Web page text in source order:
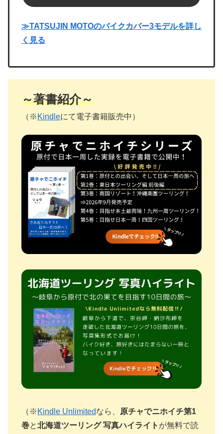
≫TATSUJIN MOTOのバイクカバー3モデルを詳し
く見る
～著書紹介～
（※ Kindleにて電子書籍販売中）
（※ Kindle Unlimitedなら、
原チャでニホイチ第1
巻と北海道ツーリング 写真ハイライト が無料で読